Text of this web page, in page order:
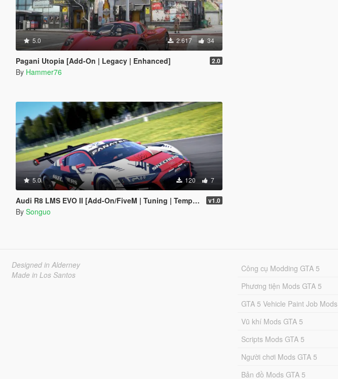
5.0 2.617 34
Pagani Utopia [Add-On | Legacy | Enhanced] 2.0
By Hammer76
5.0 120 7
Audi R8 LMS EVO II [Add-On/FiveM | Tuning | Template] v1.0
By Songuo
Designed in Alderney
Made in Los Santos
Công cụ Modding GTA 5
Phương tiện Mods GTA 5
GTA 5 Vehicle Paint Job Mods
Vũ khí Mods GTA 5
Scripts Mods GTA 5
Người chơi Mods GTA 5
Bản đồ Mods GTA 5